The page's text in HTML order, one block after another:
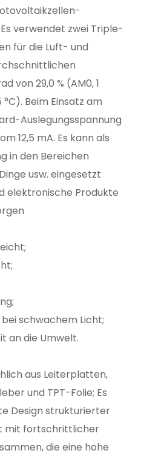
verwendet zwei Triple-
für die Luft- und
von 29,0 % (AM0, 1
Beim Einsatz am
Auslegungsspannung
12,5 mA. Es kann als
in den Bereichen
usw. eingesetzt
elektronische Produkte
schwachem Licht;
an die Umwelt.
aus Leiterplatten,
und TPT-Folie; Es
Design strukturierter
mit fortschrittlicher
die eine hohe